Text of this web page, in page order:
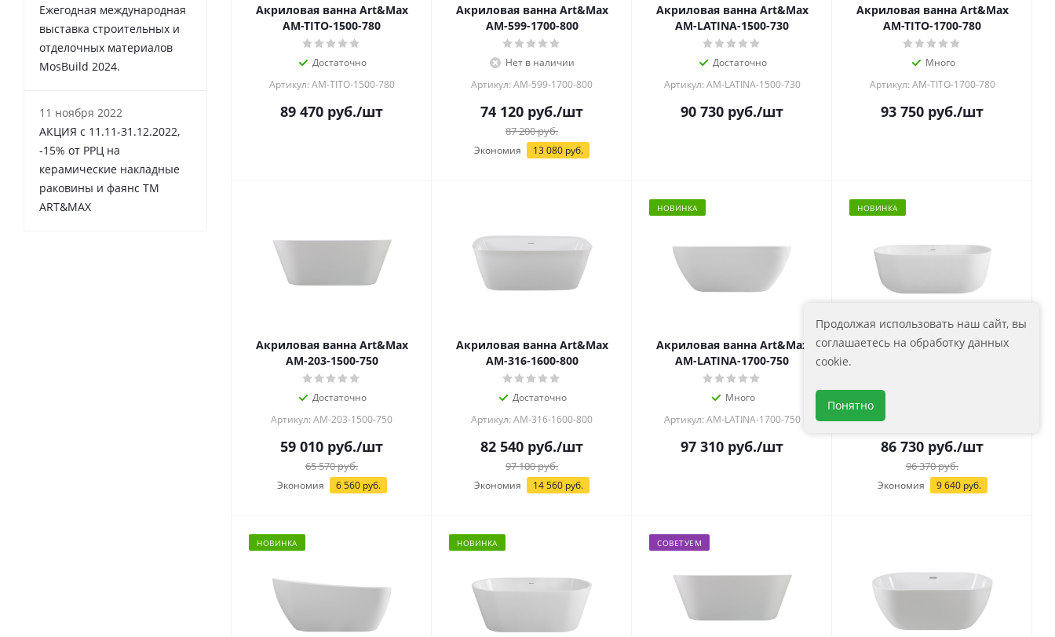
Акриловая ванна Art&Max
AM-TITO-1500-780
Достаточно
Артикул: AM-TITO-1500-780
89 470 руб./шт
Акриловая ванна Art&Max
AM-599-1700-800
Нет в наличии
Артикул: AM-599-1700-800
74 120 руб./шт
87 200руб.
Экономия 13 080 руб.
Акриловая ванна Art&Max
AM-LATINA-1500-730
Достаточно
Артикул: AM-LATINA-1500-730
90 730 руб./шт
Акриловая ванна Art&Max
AM-TITO-1700-780
Много
Артикул: AM-TITO-1700-780
93 750 руб./шт
Акриловая ванна Art&Max
AM-203-1500-750
Достаточно
Артикул: AM-203-1500-750
59 010 руб./шт
65 570руб.
Экономия 6 560руб.
Акриловая ванна Art&Max
AM-316-1600-800
Достаточно
Артикул: AM-316-1600-800
82 540 руб./шт
97 100руб.
Экономия 14 560 руб.
НОВИНКА
Акриловая ванна Art&Max
AM-LATINA-1700-750
Много
Артикул: AM-LATINA-1700-750
97 310 руб./шт
НОВИНКА
Акриловая ванна Art&Max
Артикул: AM-GENOVA-1700-770
86 730 руб./шт
96 370руб.
Экономия 9 640руб.
НОВИНКА НОВИНКА СОВЕТУЕМ
Ежегодная международная
выставка строительных и
отделочных материалов
MosBuild 2024.
11 ноября 2022
АКЦИЯ с 11.11-31.12.2022,
-15% от РРЦ на
керамические накладные
раковины и фаянс ТМ
ART&MAX
Продолжая использовать наш сайт, вы
соглашаетесь на обработку данных
cookie.
Понятно